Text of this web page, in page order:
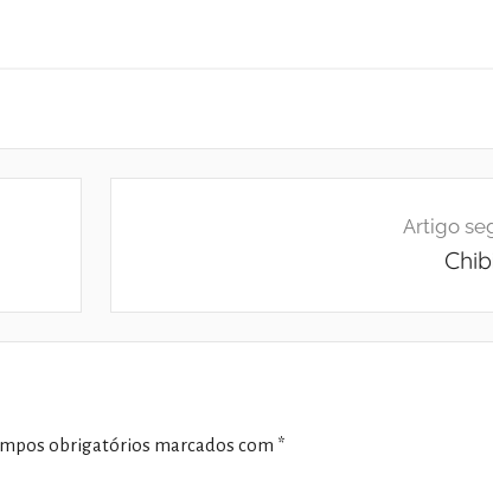
Artigo
obrigatórios marcados com *